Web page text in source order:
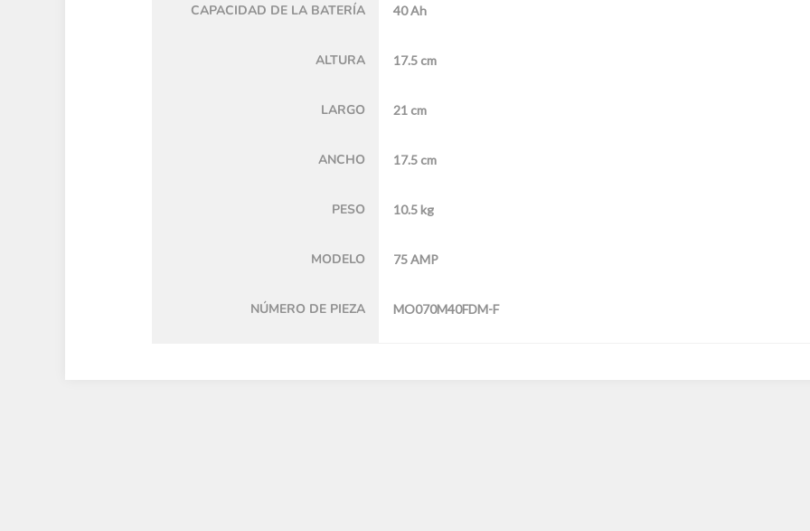
CAPACIDAD DE LA BATERÍA 40 Ah
ALTURA 17.5 cm
LARGO 21 cm
ANCHO 17.5 cm
PESO 10.5 kg
MODELO 75 AMP
NÚMERO DE PIEZA MO070M40FDM-F